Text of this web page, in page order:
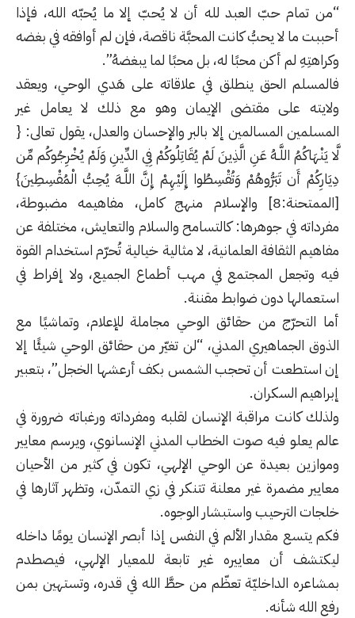
“من تمام حبّ العبد لله أن لا يُحبّ إلا ما يُحبّه الله، فإذا
أحببت ما لا يحبُّ كانت المحبَّة ناقصة، فإن لم أوافقه في بغضه
وكراهتِهِ لم أكن محبًا له، بل محبًا لما يبغضهُ”.
فالمسلم الحق ينطلق في علاقاته على هَدي الوحي، ويعقد
ولايته على مقتضى الإيمان وهو مع ذلك لا يعامل غير
المسلمين المسالمين إلا بالبر والإحسان والعدل، يقول تعالى: {
لَّا يَنْهَاكُمُ اللَّـهُ عَنِ الَّذِينَ لَمْ يُقَاتِلُوكُمْ فِي الدِّينِ وَلَمْ يُخْرِجُوكُم مِّن
دِيَارِكُمْ أَن تَبَرُّوهُمْ وَتُقْسِطُوا إِلَيْهِمْ إِنَّ اللَّـهَ يُحِبُّ الْمُقْسِطِينَ}
[الممتحنة:8] والإسلام منهج كامل، مفاهيمه مضبوطة،
مفرداته في جوهرها: كالتسامح والسلام والتعايش، مختلفة عن
مفاهيم الثقافةالعلمانية، لا مثالية خيالية تُحرّم استخدام القوة
فيه وتجعل المجتمع في مهب أطماع الجميع، ولا إفراط في
استعمالها دون ضوابط مقننة.
أما التحرّج من حقائق الوحي مجاملة للإعلام، وتماشيًا مع
الذوق الجماهيري المدني، “لن تغيّر من حقائق الوحي شيئًا إلا
إن استطعت أن تحجب الشمس بكف أرعشها الخجل”، بتعبير
إبراهيم السكران.
ولذلك كانت مراقبة الإنسان لقلبه ومفرداته ورغباته ضرورة في
عالم يعلو فيه صوت الخطاب المدني الإنسانوي، ويرسم معايير
وموازين بعيدة عن الوحي الإلهي، تكون في كثير من الأحيان
معايير مضمرة غير معلنة تتنكر في زي التمدّن، وتظهر آثارها في
خلجات الترحيب واستبشار الوجوه.
فكم يتسع مقدار الألم في النفس إذا أبصر الإنسان يومًا داخله
ليكتشف أن معاييره غير تابعة للمعيار الإلهي، فيصطدم
بمشاعره الداخليّة تعظّم من حطَّ الله في قدره، وتستهين بمن
رفع الله شأنه.